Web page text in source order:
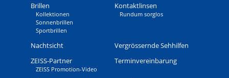
Brillen
Kollektionen
Sonnenbrillen
Sportbrillen
Kontaktlinsen
Rundum sorglos
Nachtsicht
Vergrössernde Sehhilfen
ZEISS-Partner
ZEISS Promotion-Video
Terminvereinbarung